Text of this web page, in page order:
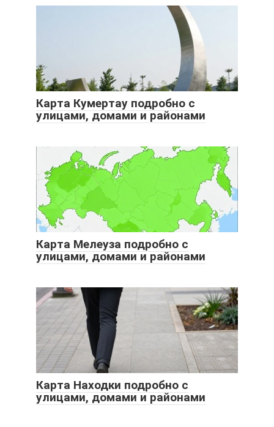
Карта Кумертау подробно с
улицами, домами и районами
Карта Мелеуза подробно с
улицами, домами и районами
Карта Находки подробно с
улицами, домами и районами